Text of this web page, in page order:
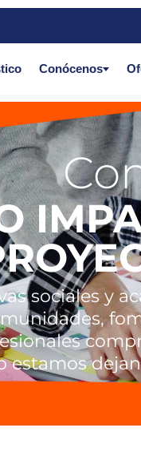
Conócenos
sociales y
estamos